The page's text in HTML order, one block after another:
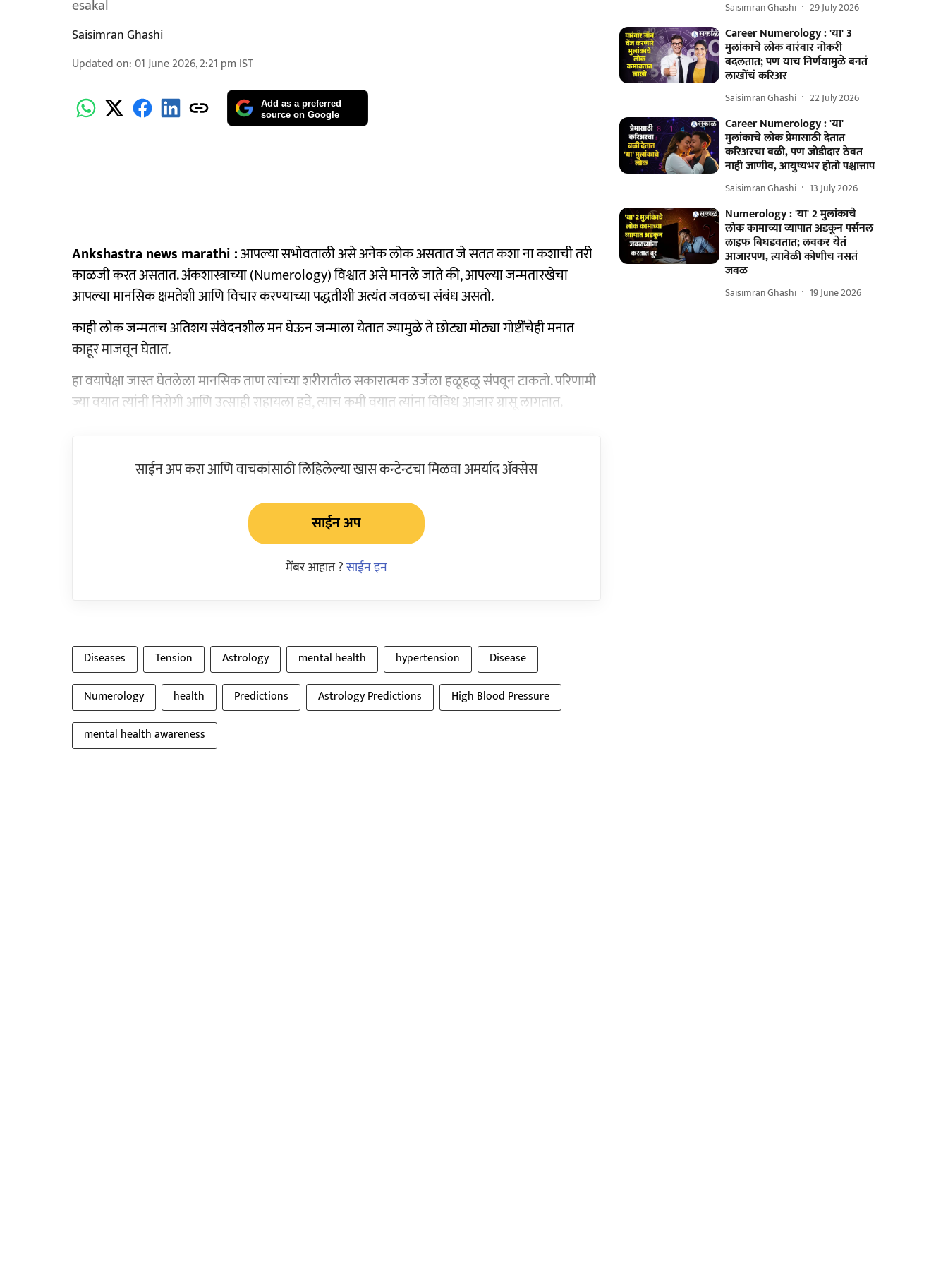
esakal
Saisimran Ghashi
Updated on:01 June 2026, 2:21 pm IST
Add as a preferred
source on Google
Ankshastra news marathi :आपल्या सभोवताली असे अनेक लोक असतात जे सतत कशा ना कशाची तरी
काळजी करत असतात. अंकशास्त्राच्या (Numerology) विश्वात असे मानले जाते की, आपल्या जन्मतारखेचा
आपल्या मानसिक क्षमतेशी आणि विचार करण्याच्या पद्धतीशी अत्यंत जवळचा संबंध असतो.
काही लोक जन्मतःच अतिशय संवेदनशील मन घेऊन जन्माला येतात ज्यामुळे ते छोट्या मोठ्या गोष्टींचेही मनात
काहूर माजवून घेतात.
हा वयापेक्षा जास्त घेतलेला मानसिक ताण त्यांच्या शरीरातील सकारात्मक उर्जेला हळूहळू संपवून टाकतो. परिणामी
ज्या वयात त्यांनी निरोगी आणि उत्साही राहायला हवे, त्याच कमी वयात त्यांना विविध आजार ग्रासू लागतात.
साईन अप करा आणि वाचकांसाठी लिहिलेल्या खास कन्टेन्टचा मिळवा अमर्याद ॲक्सेस
साईन अप
मेंबर आहात ?साईन इन
Diseases Tension Astrology mental health hypertension
Disease
Numerology
health Predictions Astrology Predictions
High Blood Pressure
mental health awareness
Saisimran Ghashi 29 July 2026
Career Numerology : 'या' 3
मुलांकाचे लोक वारंवार नोकरी
बदलतात; पण याच निर्णयामुळे बनतं
लाखोंचं करिअर
Saisimran Ghashi 22 July 2026
Career Numerology : 'या'
मुलांकाचे लोक प्रेमासाठी देतात
करिअरचा बळी, पण जोडीदार ठेवत
नाही जाणीव, आयुष्यभर होतो पश्चात्ताप
Saisimran Ghashi 13 July 2026
Numerology : 'या' 2 मुलांकाचे
लोक कामाच्या व्यापात अडकून पर्सनल
लाइफ बिघडवतात; लवकर येतं
आजारपण, त्यावेळी कोणीच नसतं
जवळ
Saisimran Ghashi 19 June 2026